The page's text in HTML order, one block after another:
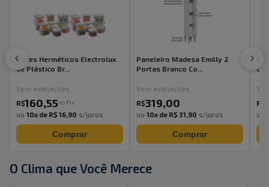
Potes Herméticos Electrolux
de Plástico Br...
Sem avaliações
R$160,55no Pix
ou 10x de R$ 16,90 s/juros
Comprar
Paneleiro Madesa Emilly 2
Portas Branco Co...
Sem avaliações
R$319,00
ou 10x de R$ 31,90 s/juros
Comprar
R$
ou
O Clima que Você Merece